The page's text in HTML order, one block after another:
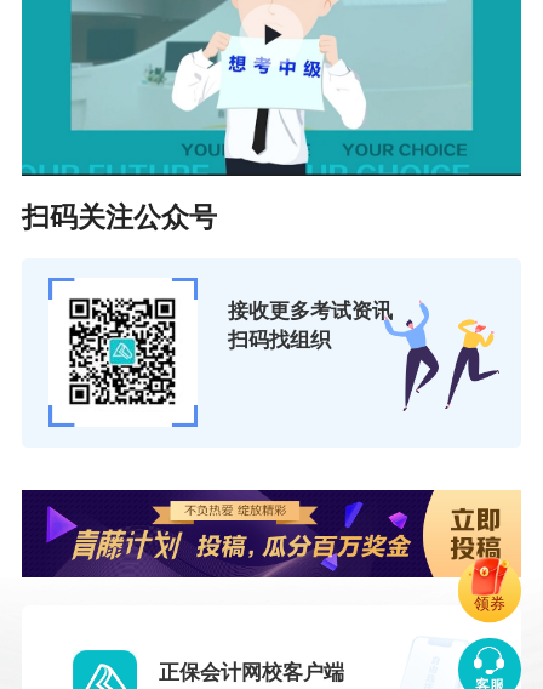
扫码关注公众号
接收更多考试资讯
扫码找组织
正保会计网校客户端
客服
领券